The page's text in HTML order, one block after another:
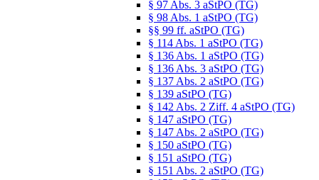
§ 97 Abs. 3 aStPO (TG)
§ 98 Abs. 1 aStPO (TG)
§§ 99 ff. aStPO (TG)
§ 114 Abs. 1 aStPO (TG)
§ 136 Abs. 1 aStPO (TG)
§ 136 Abs. 3 aStPO (TG)
§ 137 Abs. 2 aStPO (TG)
§ 139 aStPO (TG)
§ 142 Abs. 2 Ziff. 4 aStPO (TG)
§ 147 aStPO (TG)
§ 147 Abs. 2 aStPO (TG)
§ 150 aStPO (TG)
§ 151 aStPO (TG)
§ 151 Abs. 2 aStPO (TG)